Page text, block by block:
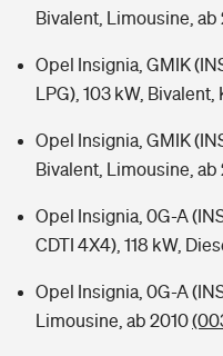
Bivalent, Limousine, ab
Opel Insignia, GMIK
LPG), 103 kW,
Opel Insignia, GMIK
Bivalent, Limousine, ab
Opel Insignia, 0G-A
CDTI 4X4), 118 kW,
Opel Insignia, 0G-A
Limousine, ab 2010